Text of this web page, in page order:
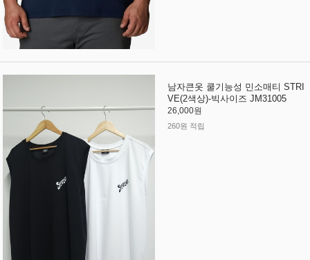
남자큰옷 쿨기능성 민소매티 STRI
VE(2색상)-빅사이즈 JM31005
26,000원
260원 적립